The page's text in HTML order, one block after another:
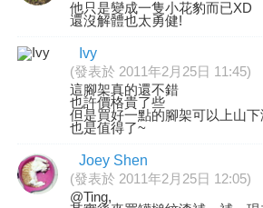
他只是變成一隻小花豹而已XD
還沒解體也太勇健!
Ivy
(發表於 2011年2月25日 11:45)
這腳架真的還不錯
也許價格貴了些
但是買好一點的腳架可以上山下
也是值得了~
Joey Shen
(發表於 2011年2月25日 12:05)
@Ting,